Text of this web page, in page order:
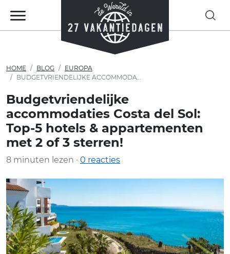
HOME BLOG
EUROPA
BUDGETVRIENDELIJKE ACCOMMODATIES COSTA DEL SOL: TOP-5 HOTELS & APPARTEMENTEN MET 2 OF 3 STERREN!
Budgetvriendelijke
accommodaties Costa del Sol:
Top-5 hotels & appartementen
met 2 of 3 sterren!
8 minuten lezen · 0 reacties